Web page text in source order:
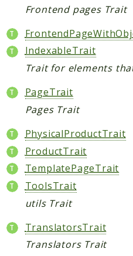
Frontend pages Trait
IndexableTrait
Trait for elements
PageTrait
Pages Trait
PhysicalProductTrait
ProductTrait
TemplatePageTrait
ToolsTrait
utils Trait
TranslatorsTrait
Translators Trait